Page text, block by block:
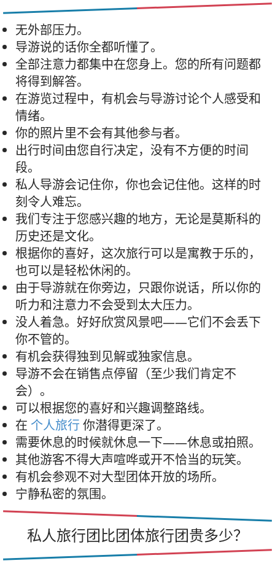
无外部压力。
导游说的话你全都听懂了。
全部注意力都集中在您身上。您的所有问题都
将得到解答。
在游览过程中，有机会与导游讨论个人感受和
情绪。
你的照片里不会有其他参与者。
出行时间由您自行决定，没有不方便的时间
段。
私人导游会记住你，你也会记住他。这样的时
刻令人难忘。
我们专注于您感兴趣的地方，无论是莫斯科的
历史还是文化。
根据你的喜好，这次旅行可以是寓教于乐的，
也可以是轻松休闲的。
由于导游就在你旁边，只跟你说话，所以你的
听力和注意力不会受到太大压力。
没人着急。好好欣赏风景吧——它们不会丢下
你不管的。
有机会获得独到见解或独家信息。
导游不会在销售点停留（至少我们肯定不
会）。
可以根据您的喜好和兴趣调整路线。
在 个人旅行 你潜得更深了。
需要休息的时候就休息一下——休息或拍照。
其他游客不得大声喧哗或开不恰当的玩笑。
有机会参观不对大型团体开放的场所。
宁静私密的氛围。
私人旅行团比团体旅行团贵多少？